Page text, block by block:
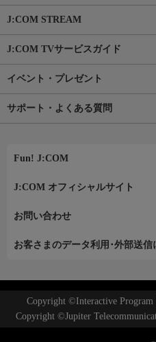
J:COM STREAM
J:COM TVサービスガイド
イベント・プレゼント
サポート・よくある質問
Fun! J:COM
J:COM オフィシャルサイト
お問い合わせ
お客さまのデータ利用･外部送信
Copyright ©Interactive Program
Copyright ©Jupiter